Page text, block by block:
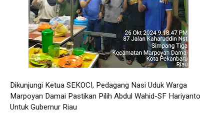
Dikunjungi Ketua SEKOCI, Pedagang Nasi Uduk Warga
Marpoyan Damai Pastikan Pilih Abdul Wahid-SF Hariyanto
Untuk Gubernur Riau